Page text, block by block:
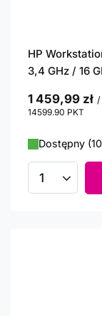
HP
3,4 GHz / 16
1 459,99 zł /
14599.90 PKT
Dostępny
Ilość